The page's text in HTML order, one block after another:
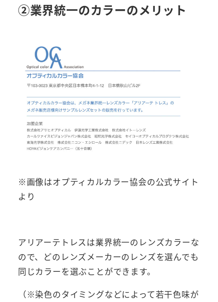
②業界統一のカラーのメリット
※画像はオプティカルカラー協会の公式サイト
より
アリアーテトレスは業界統一のレンズカラーな
ので、どのレンズメーカーのレンズを選んでも
同じカラーを選ぶことができます。
（※染色のタイミングなどによって若干色味が